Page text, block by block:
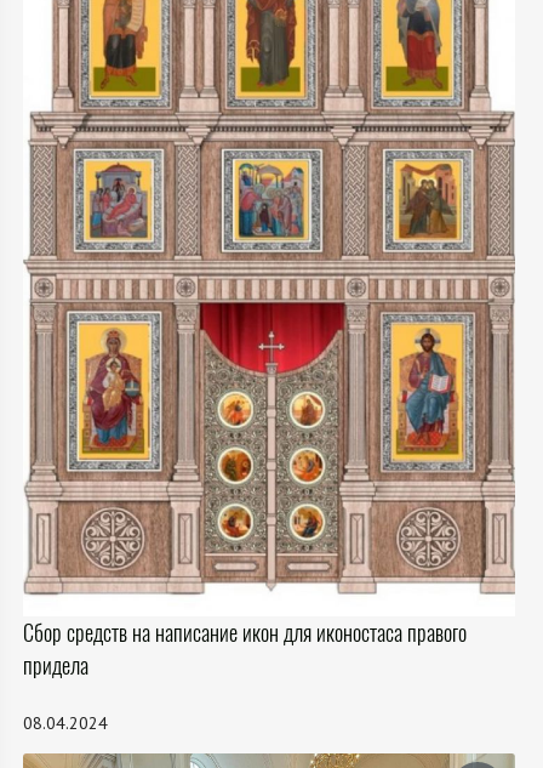
Сбор средств на написание икон для иконостаса правого
придела
08.04.2024